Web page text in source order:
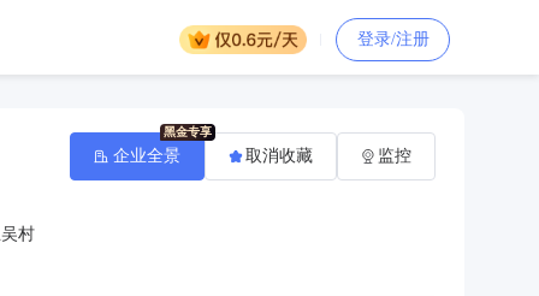
登录/注册
村
企业全景 取消收藏 监控